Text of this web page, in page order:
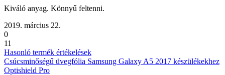
Kiváló anyag. Könnyű feltenni.
2019. március 22.
0
11
Hasonló termék értékelések
Csúcsminőségű üvegfólia Samsung Galaxy A5 2017 készülékekhez
Optishield Pro